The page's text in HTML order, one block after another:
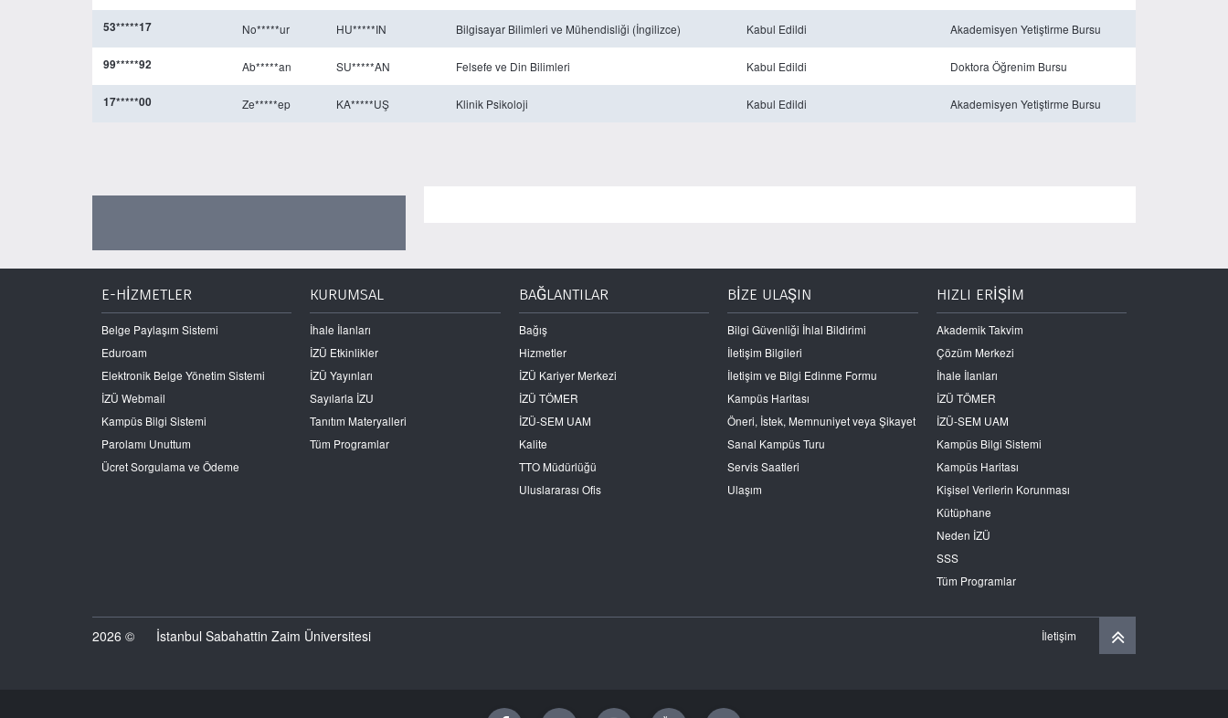
53*****17 No*****ur HU*****IN Bilgisayar Bilimleri ve Mühendisliği (İngilizce) Kabul Edildi Akademisyen Yetiştirme Bursu
99*****92 Ab*****an SU*****AN Felsefe ve Din Bilimleri Kabul Edildi Doktora Öğrenim Bursu
17*****00 Ze*****ep KA*****UŞ Klinik Psikoloji Kabul Edildi Akademisyen Yetiştirme Bursu
E-HİZMETLER
Belge Paylaşım Sistemi
Eduroam
Elektronik Belge Yönetim Sistemi
İZÜ Webmail
Kampüs Bilgi Sistemi
Parolamı Unuttum
Ücret Sorgulama ve Ödeme
KURUMSAL
İhale İlanları
İZÜ Etkinlikler
İZÜ Yayınları
Sayılarla İZU
Tanıtım Materyalleri
Tüm Programlar
BAĞLANTILAR
Bağış
Hizmetler
İZÜ Kariyer Merkezi
İZÜ TÖMER
İZÜ-SEM UAM
Kalite
TTO Müdürlüğü
Uluslararası Ofis
BİZE ULAŞIN
Bilgi Güvenliği İhlal Bildirimi
İletişim Bilgileri
İletişim ve Bilgi Edinme Formu
Kampüs Haritası
Öneri, İstek, Memnuniyet veya Şikayet
Sanal Kampüs Turu
Servis Saatleri
Ulaşım
HIZLI ERİŞİM
Akademik Takvim
Çözüm Merkezi
İhale İlanları
İZÜ TÖMER
İZÜ-SEM UAM
Kampüs Bilgi Sistemi
Kampüs Haritası
Kişisel Verilerin Korunması
Kütüphane
Neden İZÜ
SSS
Tüm Programlar
2026 © İstanbul Sabahattin Zaim Üniversitesi İletişim